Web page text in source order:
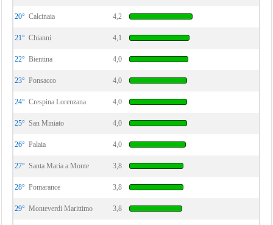
20° Calcinaia 4,2
21° Chianni 4,1
22° Bientina 4,0
23° Ponsacco 4,0
24° Crespina Lorenzana 4,0
25° San Miniato 4,0
26° Palaia 4,0
27° Santa Maria a Monte 3,8
28° Pomarance 3,8
29° Monteverdi Marittimo 3,8